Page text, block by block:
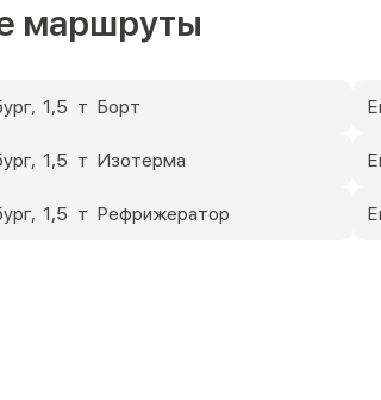
маршруты
1,5 т Борт
1,5 т Изотерма
1,5 т Рефрижератор